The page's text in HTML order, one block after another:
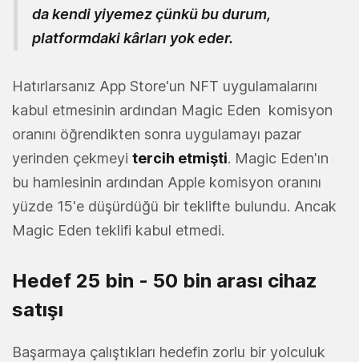
da kendi yiyemez çünkü bu durum,
platformdaki kârları yok eder.
Hatırlarsanız App Store'un NFT uygulamalarını
kabul etmesinin ardından Magic Eden komisyon
oranını öğrendikten sonra uygulamayı pazar
yerinden çekmeyi tercih etmişti. Magic Eden'ın
bu hamlesinin ardından Apple komisyon oranını
yüzde 15'e düşürdüğü bir teklifte bulundu. Ancak
Magic Eden teklifi kabul etmedi.
Hedef 25 bin - 50 bin arası cihaz
satışı
Başarmaya çalıştıkları hedefin zorlu bir yolculuk